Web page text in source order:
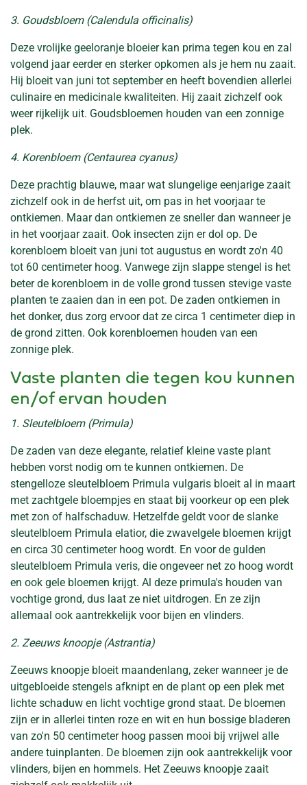
3. Goudsbloem (Calendula officinalis)
Deze vrolijke geeloranje bloeier kan prima tegen kou en zal
volgend jaar eerder en sterker opkomen als je hem nu zaait.
Hij bloeit van juni tot september en heeft bovendien allerlei
culinaire en medicinale kwaliteiten. Hij zaait zichzelf ook
weer rijkelijk uit. Goudsbloemen houden van een zonnige
plek.
4. Korenbloem (Centaurea cyanus)
Deze prachtig blauwe, maar wat slungelige eenjarige zaait
zichzelf ook in de herfst uit, om pas in het voorjaar te
ontkiemen. Maar dan ontkiemen ze sneller dan wanneer je
in het voorjaar zaait. Ook insecten zijn er dol op. De
korenbloem bloeit van juni tot augustus en wordt zo'n 40
tot 60 centimeter hoog. Vanwege zijn slappe stengel is het
beter de korenbloem in de volle grond tussen stevige vaste
planten te zaaien dan in een pot. De zaden ontkiemen in
het donker, dus zorg ervoor dat ze circa 1 centimeter diep in
de grond zitten. Ook korenbloemen houden van een
zonnige plek.
Vaste planten die tegen kou kunnen
en/of ervan houden
1. Sleutelbloem (Primula)
De zaden van deze elegante, relatief kleine vaste plant
hebben vorst nodig om te kunnen ontkiemen. De
stengelloze sleutelbloem Primula vulgaris bloeit al in maart
met zachtgele bloempjes en staat bij voorkeur op een plek
met zon of halfschaduw. Hetzelfde geldt voor de slanke
sleutelbloem Primula elatior, die zwavelgele bloemen krijgt
en circa 30 centimeter hoog wordt. En voor de gulden
sleutelbloem Primula veris, die ongeveer net zo hoog wordt
en ook gele bloemen krijgt. Al deze primula's houden van
vochtige grond, dus laat ze niet uitdrogen. En ze zijn
allemaal ook aantrekkelijk voor bijen en vlinders.
2. Zeeuws knoopje (Astrantia)
Zeeuws knoopje bloeit maandenlang, zeker wanneer je de
uitgebloeide stengels afknipt en de plant op een plek met
lichte schaduw en licht vochtige grond staat. De bloemen
zijn er in allerlei tinten roze en wit en hun bossige bladeren
van zo'n 50 centimeter hoog passen mooi bij vrijwel alle
andere tuinplanten. De bloemen zijn ook aantrekkelijk voor
vlinders, bijen en hommels. Het Zeeuws knoopje zaait